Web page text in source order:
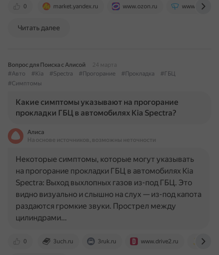
0 market.yandex.ru www.ozon.ru
Читать далее
Вопрос для Поиска с Алисой
24 марта
#Авто
#Kia #Spectra #Прогорание #Прокладка
#ГБЦ
#Симптомы
Какие симптомы указывают на прогорание
прокладки ГБЦ в автомобилях Kia Spectra?
Алиса
На основе источников, возможны неточности
0 3uch.ru 3ruk.ru www.drive2.ru
Некоторые симптомы, которые могут указывать
на прогорание прокладки ГБЦ в автомобилях Kia
Spectra: Выход выхлопных газов из-под ГБЦ. Это
видно визуально и слышно на слух — из-под капота
раздаются громкие звуки. Прострел между
цилиндрами…